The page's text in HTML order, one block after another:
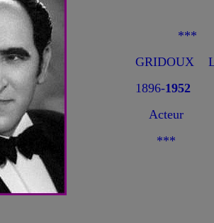
***
GRIDOUX
1896-1952
Acteur
***